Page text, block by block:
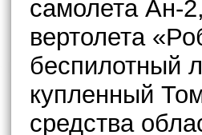
самолета Ан-
вертолета
беспилотный
купленный
средства